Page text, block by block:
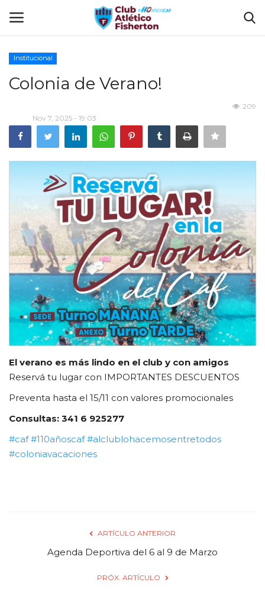
El Club
Disciplinas
Tienda CAF
Sede Virtual
CLUB DE BENEFICIOS
FUTBOL INTERNO 2025
Contacto
Institucional
Colonia de Verano!
Nov 7, 2025 - 19:03
209
El verano es más lindo en el club y con amigos
Reservá tu lugar con IMPORTANTES DESCUENTOS
Preventa hasta el 15/11 con valores promocionales
Consultas: 341 6 925277
#caf #110añoscaf #alclublohacemosentretodos
#coloniavacaciones
ARTÍCULO ANTERIOR
Agenda Deportiva del 6 al 9 de Marzo
PRÓX. ARTÍCULO